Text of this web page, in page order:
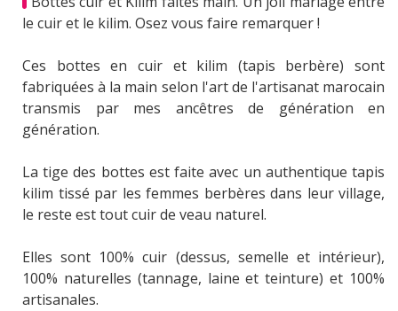
le cuir et le kilim. Osez vous faire remarquer !
Ces bottes en cuir et kilim (tapis berbère) sont
fabriquées à la main selon l'art de l'artisanat marocain
transmis par mes ancêtres de génération en
génération.
La tige des bottes est faite avec un authentique tapis
kilim tissé par les femmes berbères dans leur village,
le reste est tout cuir de veau naturel.
Elles sont 100% cuir (dessus, semelle et intérieur),
100% naturelles (tannage, laine et teinture) et 100%
artisanales.